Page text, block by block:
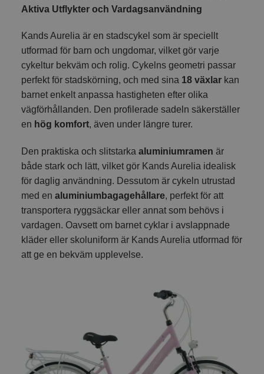
Aktiva Utflykter och Vardagsanvändning
Kands Aurelia är en stadscykel som är speciellt
utformad för barn och ungdomar, vilket gör varje
cykeltur bekväm och rolig. Cykelns geometri passar
perfekt för stadskörning, och med sina 18 växlarkan
barnet enkelt anpassa hastigheten efter olika
vägförhållanden. Den profilerade sadeln säkerställer
en hög komfort, även under längre turer.
Den praktiska och slitstarka aluminiumramen är
både stark och lätt, vilket gör Kands Aurelia idealisk
för daglig användning. Dessutom är cykeln utrustad
med en aluminiumbagagehållare, perfekt för att
transportera ryggsäckar eller annat som behövs i
vardagen. Oavsett om barnet cyklar i avslappnade
kläder eller skoluniform är Kands Aurelia utformad för
att ge en bekväm upplevelse.